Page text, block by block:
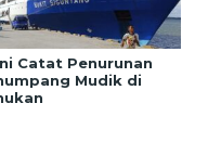
Catat Penurunan
Mudik di